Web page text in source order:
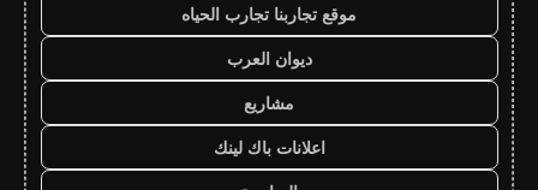
موقع تجاربنا تجارب الحياه
ديوان العرب
مشاريع
اعلانات باك لينك